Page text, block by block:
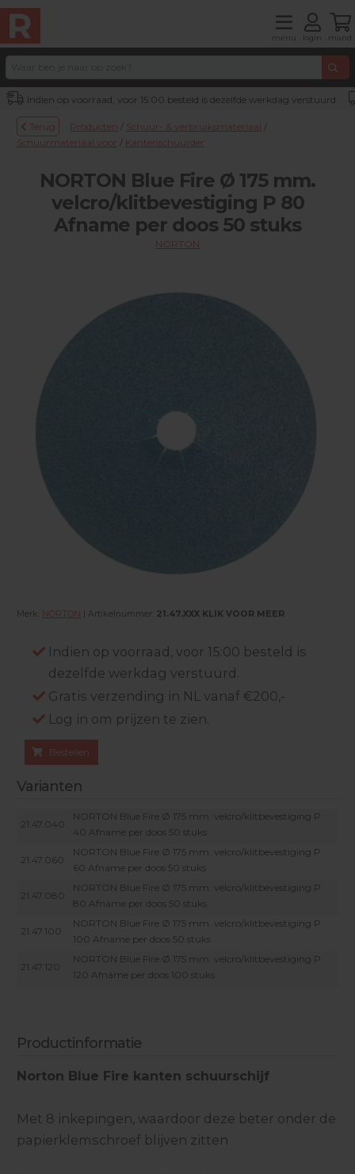
menu login mand
Indien op voorraad, voor 15:00 besteld is dezelfde werkdag verstuurd
Terug Producten / Schuur- & verbruiksmateriaal /
Schuurmateriaal voor / Kantenschuurder
NORTON Blue Fire Ø 175 mm.
velcro/klitbevestiging P 80
Afname per doos 50 stuks
NORTON
Merk: NORTON | Artikelnummer: 21.47.XXX KLIK VOOR MEER
Indien op voorraad, voor 15:00 besteld is
dezelfde werkdag verstuurd.
Gratis verzending in NL vanaf €200,-
Log in om prijzen te zien.
Bestellen
Varianten
21.47.040
NORTON Blue Fire Ø 175 mm. velcro/klitbevestiging P
40 Afname per doos 50 stuks
21.47.060
NORTON Blue Fire Ø 175 mm. velcro/klitbevestiging P
60 Afname per doos 50 stuks
21.47.080
NORTON Blue Fire Ø 175 mm. velcro/klitbevestiging P
80 Afname per doos 50 stuks
21.47.100
NORTON Blue Fire Ø 175 mm. velcro/klitbevestiging P
100 Afname per doos 50 stuks
21.47.120
NORTON Blue Fire Ø 175 mm. velcro/klitbevestiging P
120 Afname per doos 100 stuks
Productinformatie
Norton Blue Fire kanten schuurschijf
Met 8 inkepingen, waardoor deze beter onder de
papierklemschroef blijven zitten